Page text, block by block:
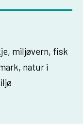
miljøvern, fisk
natur i